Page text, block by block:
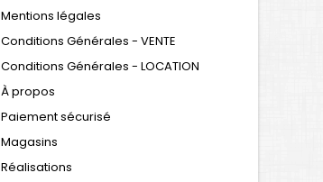
Mentions légales
Conditions Générales - VENTE
Conditions Générales - LOCATION
À propos
Paiement sécurisé
Magasins
Réalisations